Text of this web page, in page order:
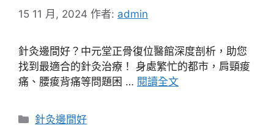
15 11 月, 2024 作者: admin
針灸邊間好？中元堂正骨復位醫館深度剖析，助您
找到最適合的針灸治療！ 身處繁忙的都市，肩頸痠
痛、腰痠背痛等問題困 … 閱讀全文
分
針灸邊間好